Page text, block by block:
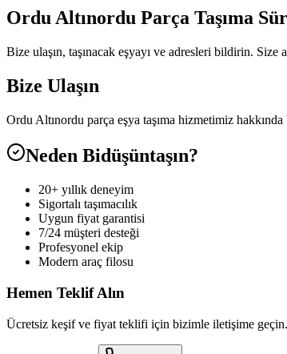
Ordu Altınordu Parça Taşıma
Bize ulaşın, taşınacak eşyayı ve adresleri bildirin.
Bize Ulaşın
Ordu Altınordu parça eşya taşıma hizmetimiz
Neden Bidüşüntaşın?
20+ yıllık deneyim
Sigortalı taşımacılık
Uygun fiyat garantisi
7/24 müşteri desteği
Profesyonel ekip
Modern araç filosu
Hemen Teklif Alın
Ücretsiz keşif ve fiyat teklifi için bizimle iletişime geçin.